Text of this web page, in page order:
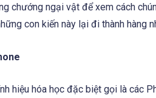
chướng ngại vật để xem cách
con kiến này lại đi thành hàng
hiệu hóa học đặc biệt gọi là các